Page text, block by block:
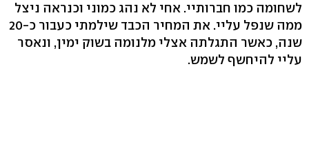
לשחומה כמו חברותיי. אחי לא נהג כמוני וכנראה ניצל
שנה, כאשר התגלתה אצלי מלנומה בשוק ימין, ונאסר
עליי להיחשף לשמש.